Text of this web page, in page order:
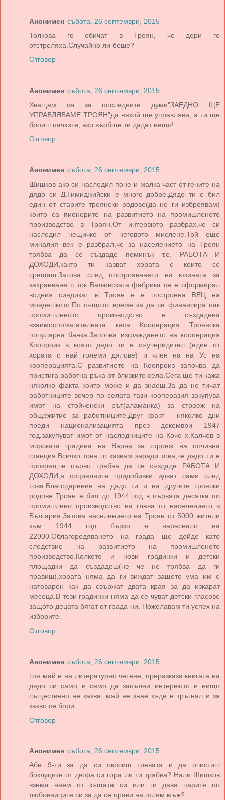
Анонимен събота, 26 септември, 2015
Толкова го обичат в Троян, че дори го
отстреляха.Случайно ли беше?
Отговор
Анонимен събота, 26 септември, 2015
Хващам се за последните думи"ЗАЕДНО ЩЕ
УПРАВЛЯВАМЕ ТРОЯН"да някой ще управлява, а ти ще
броиш пачките, ако въобще ти дадат нещо!
Отговор
Анонимен събота, 26 септември, 2015
Шишков ако си наследил поне и малка част от гените на
дядо си Д.Гимиджийски е много добре.Дядо ти е бил
един от старите троянски родове(да не ги изброявам)
които са пионерите на развитието на промишленото
производство в Троян.От интервюто разбрах,че си
наследил нещичко от неговото мислене.Той още
миналия век е разбрал,че за населението на Троян
трябва да се създаде поминък т.е. РАБОТА И
ДОХОДИ,както ти казват хората с които се
срещаш.Затова след построяването на юзината за
захранване с ток Балювската фабрика се е сформирал
водния синдикат в Троян е е построена ВЕЦ на
мондешкото.По същото време за да се финансира пак
промишленото производство е създадена
взаимоспомагателната каса Кооперация Троянска
популярна банка.Започва изграждането на кооперация
Коопроиз в която дядо ти е съучеридител (един от
хората с най големи дялове) и член на на Ус на
кооперацията.С развитието на Коопроиз започва да
пристига работна ръка от близките села.Сега ще ти кажа
няколко факта които може и да знаеш.За да не тичат
работниците вечер по селата тази кооперазия закупува
имот на стойченски рът(аламанка) за строеж на
общежитие за работниците.Друг факт - няколко дни
преди национализацията през декември 1947
год.закупуват имот от наследниците на Кочо х.Калчев в
морската градина на Варна за строеж на почивна
станция.Всичко това го казвам заради това,че дядо ти е
прозрял,че първо трябва да се създаде РАБОТА И
ДОХОДИ,а социалните придобивки идват сами след
това.Благодарение на дядо ти и на другите трояски
родове Троян е бил до 1944 год в първата десятка по
промишлено производство на глава от населението в
България.Затова населението на Троян от 5000 жители
към 1944 год бързо е нараснало на
22000.Облагородяването на града ще дойде като
следствие на развитието на промишленото
производство.Колкото и нови градинки и детски
площадки да създадеш(не че не трябва да ги
правиш),хората няма да ги виждат защото ума им е
натоварен как да свържат двата края за да изкарат
месеца.В тези градинки няма да се чуват детски гласове
защото децата бягат от града ни. Пожелавам ти успех на
изборите.
Отговор
Анонимен събота, 26 септември, 2015
тоя май е на литературно четене, преразказа книгата на
дядо си само и само да запълни интервюто и нищо
съществено не казва, май не знае къде е тръгнал и за
какво се бори
Отговор
Анонимен събота, 26 септември, 2015
Абе 9-ти за да си окосиш тревата и да очистиш
боклуците от двора си гора ли ти трябва? Нали Шишков
взема наем от къщата си или ги дава парите по
любовниците си за да се прави на голям мъж?